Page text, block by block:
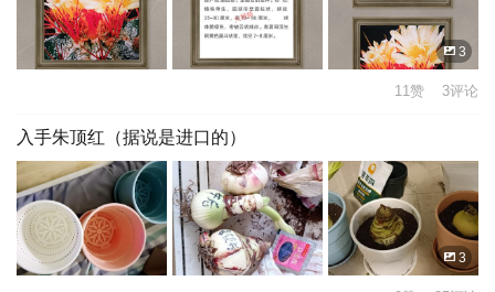
3
11赞 3评论
入手朱顶红（据说是进口的）
3